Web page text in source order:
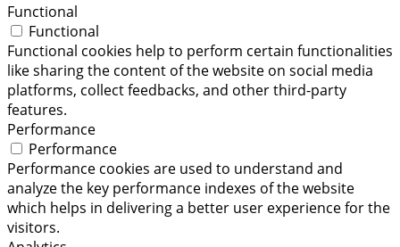
Functional
Functional
Functional cookies help to perform certain functionalities
like sharing the content of the website on social media
platforms, collect feedbacks, and other third-party
features.
Performance
Performance
Performance cookies are used to understand and
analyze the key performance indexes of the website
which helps in delivering a better user experience for the
visitors.